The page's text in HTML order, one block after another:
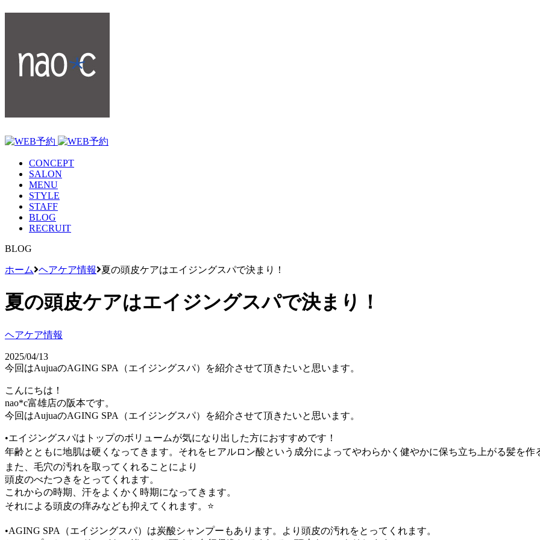
CONCEPT
SALON
MENU
STYLE
STAFF
BLOG
RECRUIT
BLOG
ホーム ヘアケア情報 夏の頭皮ケアはエイジングスパで決まり！
夏の頭皮ケアはエイジングスパで決まり！
ヘアケア情報
2025/04/13
今回はAujuaのAGING SPA（エイジングスパ）を紹介させて頂きたいと思います。
こんにちは！
nao*c富雄店の阪本です。
今回はAujuaのAGING SPA（エイジングスパ）を紹介させて頂きたいと思います。
•エイジングスパはトップのボリュームが気になり出した方におすすめです！
年齢とともに地肌は硬くなってきます。それをヒアルロン酸という成分によってやわらかく健やかに保ち立ち上がる髪を作
また、毛穴の汚れを取ってくれることにより
頭皮のべたつきをとってくれます。
これからの時期、汗をよくかく時期になってきます。
それによる頭皮の痒みなども抑えてくれます。⭐️
•AGING SPA（エイジングスパ）は炭酸シャンプーもあります。より頭皮の汚れをとってくれます。